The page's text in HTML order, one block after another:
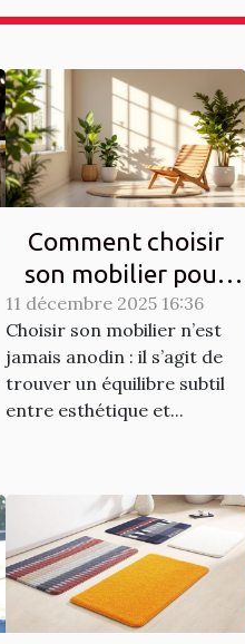
Comment choisir
son mobilier pour
allier esthétique et
durabilité?
11 décembre 2025 16:36
Choisir son mobilier n’est
jamais anodin : il s’agit de
trouver un équilibre subtil
entre esthétique et...